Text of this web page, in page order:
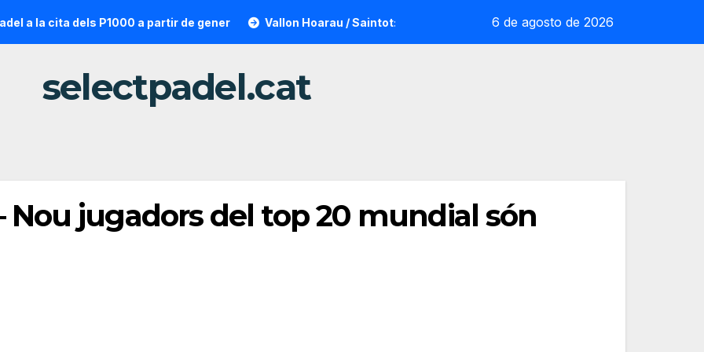
la cita dels P1000 a partir de gener Vallon Hoarau / Saintot: la sorpresa reoliana que desafia la cap de sèrie 1
6 de agosto de 2026
selectpadel.cat
Nou jugadors del top 20 mundial són